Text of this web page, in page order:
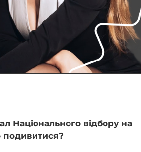
Національного відбору на
подивитися?